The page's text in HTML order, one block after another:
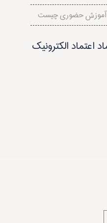
آموزش حضوری چیست
اعتماد الکترونیک